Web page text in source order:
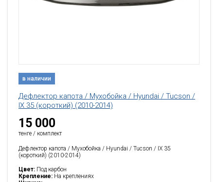
в наличии
Дефлектор капота / Мухобойка / Hyundai / Tucson /
IX 35 (короткий) (2010-2014)
15 000
тенге / комплект
Дефлектор капота / Мухобойка / Hyundai / Tucson / IX 35
(короткий) (2010-2014)
Цвет: Под карбон
Крепление: На креплениях